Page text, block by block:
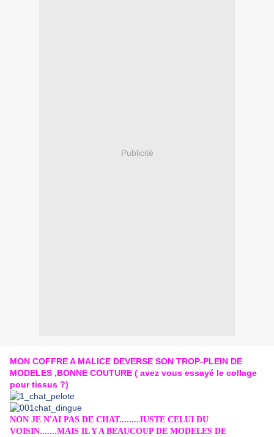
Publicité
MON COFFRE A MALICE DEVERSE SON TROP-PLEIN DE
MODELES ,BONNE COUTURE ( avez vous essayé le collage
pour tissus ?)
NON JE N'AI PAS DE CHAT........JUSTE CELUI DU
VOISIN.......MAIS IL Y A BEAUCOUP DE MODELES DE